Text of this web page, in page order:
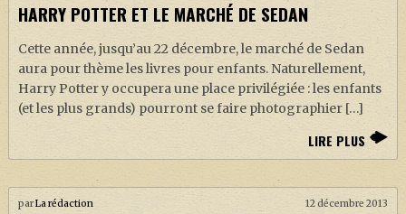
HARRY POTTER ET LE MARCHÉ DE SEDAN
Cette année, jusqu’au 22 décembre, le marché de Sedan
aura pour thème les livres pour enfants. Naturellement,
Harry Potter y occupera une place privilégiée : les enfants
(et les plus grands) pourront se faire photographier […]
LIRE PLUS
parLa rédaction 12 décembre 2013